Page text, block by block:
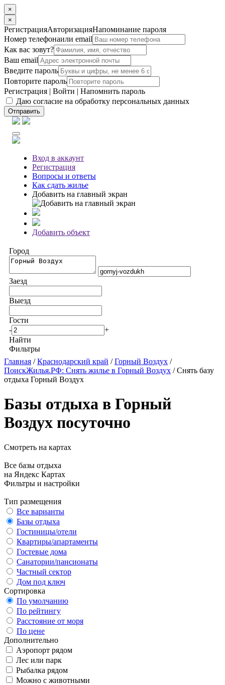
×
×
РегистрацияАвторизацияНапоминание пароля
Номер телефонаили email
Как вас зовут?
Ваш email
Введите пароль
Повторите пароль
Регистрация | Войти | Напомнить пароль
Даю согласие на обработку персональных данных
Отправить
Вход в аккаунт
Регистрация
Вопросы и ответы
Как сдать жилье
Добавить на главный экран
Добавить объект
Город
Заезд
Выезд
Гости
-
+
Найти
Фильтры
Главная /Краснодарский край /Горный Воздух /
ПоискЖилья.РФ: Снять жилье в Горный Воздух / Снять базу
отдыха Горный Воздух
Базы отдыха в Горный
Воздух посуточно
Смотреть на картах
Все базы отдыха
на Яндекс Картах
Фильтры и настройки
Тип размещения
Все варианты
Базы отдыха
Гостиницы/отели
Квартиры/апартаменты
Гостевые дома
Санатории/пансионаты
Частный сектор
Дом под ключ
Сортировка
По умолчанию
По рейтингу
Расстояние от моря
По цене
Дополнительно
Аэропорт рядом
Лес или парк
Рыбалка рядом
Можно с животными